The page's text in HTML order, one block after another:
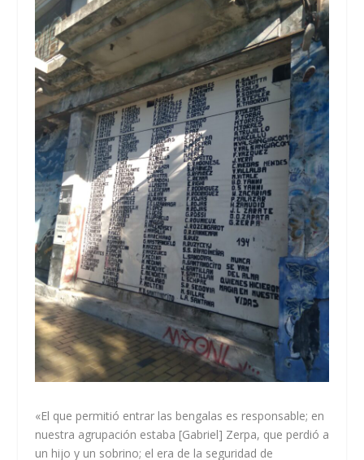
«El que permitió entrar las bengalas es responsable; en
nuestra agrupación estaba [Gabriel] Zerpa, que perdió a
un hijo y un sobrino; el era de la seguridad de